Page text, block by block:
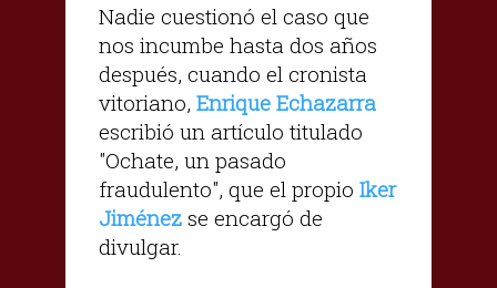
Nadie cuestionó el caso que
nos incumbe hasta dos años
después, cuando el cronista
vitoriano, Enrique Echazarra
escribió un artículo titulado
"Ochate, un pasado
fraudulento", que el propio Iker
Jiménez se encargó de
divulgar.